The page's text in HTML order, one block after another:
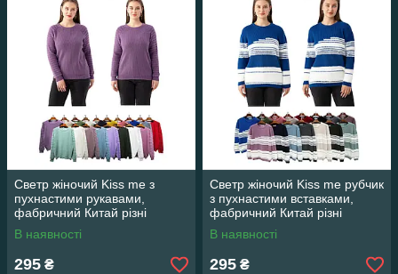
Светр жіночий Kiss me з
пухнастими рукавами,
фабричний Китай різні
кольори. Розміри XXL/XXXL
В наявності
295 ₴
Светр жіночий Kiss me рубчик
з пухнастими вставками,
фабричний Китай різні
кольори. Розміри XXL/XXXL
В наявності
295 ₴